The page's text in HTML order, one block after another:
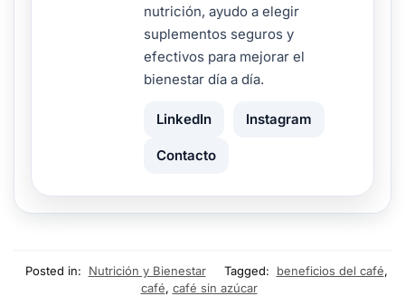
nutrición, ayudo a elegir
suplementos seguros y
efectivos para mejorar el
bienestar día a día.
LinkedIn Instagram
Contacto
Posted in: Nutrición y Bienestar Tagged: beneficios del café,
café, café sin azúcar